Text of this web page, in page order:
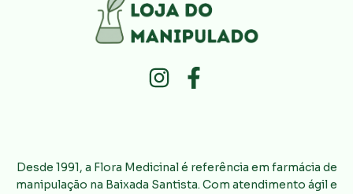
Desde 1991, a Flora Medicinal é referência em farmácia de
manipulação na Baixada Santista. Com atendimento ágil e